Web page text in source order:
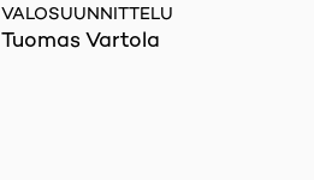
VALOSUUNNITTELU
Tuomas Vartola